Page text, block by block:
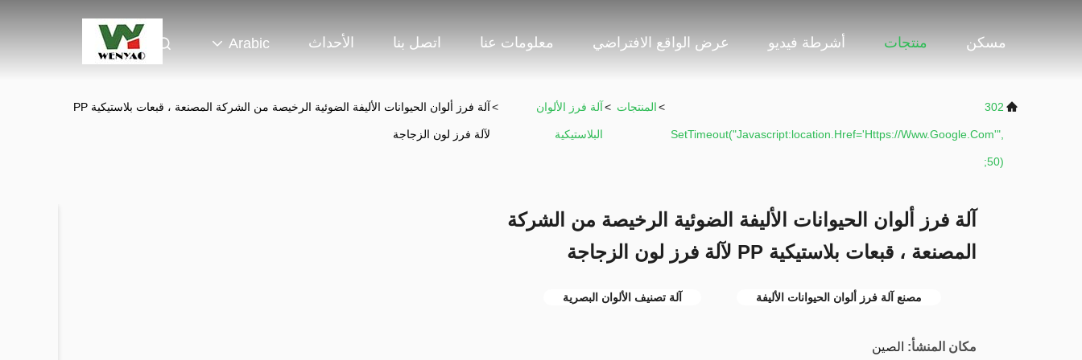
مسكن منتجات أشرطة فيديو عرض الواقع الافتراضي معلومات عنا اتصل بنا الأحداث Arabic
302
SetTimeout("javascript:location.href='https://www.google.com'",
50);
>المنتجات >آلة فرز الألوان
البلاستيكية
> آلة فرز ألوان الحيوانات الأليفة الضوئية الرخيصة من الشركة المصنعة ، قبعات بلاستيكية PP
لآلة فرز لون الزجاجة
آلة فرز ألوان الحيوانات الأليفة الضوئية الرخيصة من الشركة
المصنعة ، قبعات بلاستيكية PP لآلة فرز لون الزجاجة
مصنع آلة فرز ألوان الحيوانات الأليفة آلة تصنيف الألوان البصرية
مكان المنشأ: الصين